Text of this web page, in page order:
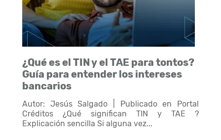
¿Qué es el TIN y el TAE para tontos?
Guía para entender los intereses
bancarios
Autor: Jesús Salgado | Publicado en Portal
Créditos ¿Qué significan TIN y TAE ?
Explicación sencilla Si alguna vez...